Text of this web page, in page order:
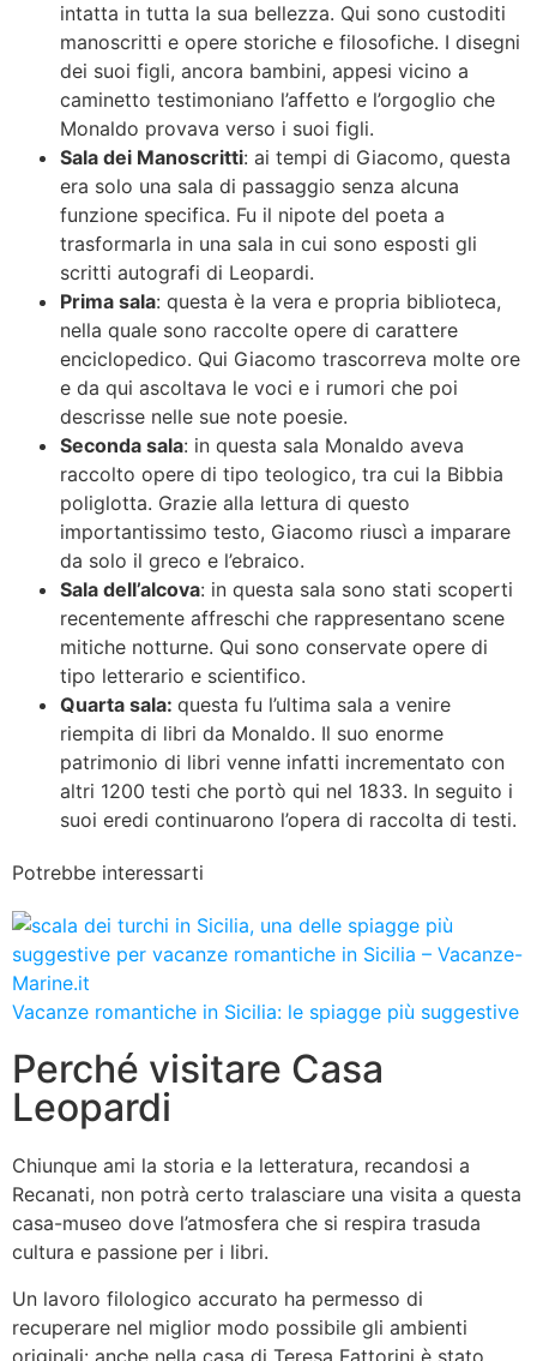
intatta in tutta la sua bellezza. Qui sono custoditi
manoscritti e opere storiche e filosofiche. I disegni
dei suoi figli, ancora bambini, appesi vicino a
caminetto testimoniano l’affetto e l’orgoglio che
Monaldo provava verso i suoi figli.
Sala dei Manoscritti: ai tempi di Giacomo, questa
era solo una sala di passaggio senza alcuna
funzione specifica. Fu il nipote del poeta a
trasformarla in una sala in cui sono esposti gli
scritti autografi di Leopardi.
Prima sala: questa è la vera e propria biblioteca,
nella quale sono raccolte opere di carattere
enciclopedico. Qui Giacomo trascorreva molte ore
e da qui ascoltava le voci e i rumori che poi
descrisse nelle sue note poesie.
Seconda sala: in questa sala Monaldo aveva
raccolto opere di tipo teologico, tra cui la Bibbia
poliglotta. Grazie alla lettura di questo
importantissimo testo, Giacomo riuscì a imparare
da solo il greco e l’ebraico.
Sala dell’alcova: in questa sala sono stati scoperti
recentemente affreschi che rappresentano scene
mitiche notturne. Qui sono conservate opere di
tipo letterario e scientifico.
Quarta sala: questa fu l’ultima sala a venire
riempita di libri da Monaldo. Il suo enorme
patrimonio di libri venne infatti incrementato con
altri 1200 testi che portò qui nel 1833. In seguito i
suoi eredi continuarono l’opera di raccolta di testi.
Potrebbe interessarti
Vacanze romantiche in Sicilia: le spiagge più suggestive
Perché visitare Casa
Leopardi
Chiunque ami la storia e la letteratura, recandosi a
Recanati, non potrà certo tralasciare una visita a questa
casa-museo dove l’atmosfera che si respira trasuda
cultura e passione per i libri.
Un lavoro filologico accurato ha permesso di
recuperare nel miglior modo possibile gli ambienti
originali: anche nella casa di Teresa Fattorini è stato